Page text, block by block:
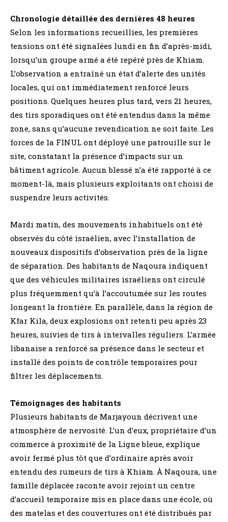
Chronologie détaillée des dernières 48 heures
Selon les informations recueillies, les premières
tensions ont été signalées lundi en fin d’après-midi,
lorsqu’un groupe armé a été repéré près de Khiam.
L’observation a entraîné un état d’alerte des unités
locales, qui ont immédiatement renforcé leurs
positions. Quelques heures plus tard, vers 21 heures,
des tirs sporadiques ont été entendus dans la même
zone, sans qu’aucune revendication ne soit faite. Les
forces de la FINUL ont déployé une patrouille sur le
site, constatant la présence d’impacts sur un
bâtiment agricole. Aucun blessé n’a été rapporté à ce
moment-là, mais plusieurs exploitants ont choisi de
suspendre leurs activités.
Mardi matin, des mouvements inhabituels ont été
observés du côté israélien, avec l’installation de
nouveaux dispositifs d’observation près de la ligne
de séparation. Des habitants de Naqoura indiquent
que des véhicules militaires israéliens ont circulé
plus fréquemment qu’à l’accoutumée sur les routes
longeant la frontière. En parallèle, dans la région de
Kfar Kila, deux explosions ont retenti peu après 23
heures, suivies de tirs à intervalles réguliers. L’armée
libanaise a renforcé sa présence dans le secteur et
installé des points de contrôle temporaires pour
filtrer les déplacements.
Témoignages des habitants
Plusieurs habitants de Marjayoun décrivent une
atmosphère de nervosité. L’un d’eux, propriétaire d’un
commerce à proximité de la Ligne bleue, explique
avoir fermé plus tôt que d’ordinaire après avoir
entendu des rumeurs de tirs à Khiam. À Naqoura, une
famille déplacée raconte avoir rejoint un centre
d’accueil temporaire mis en place dans une école, où
des matelas et des couvertures ont été distribués par